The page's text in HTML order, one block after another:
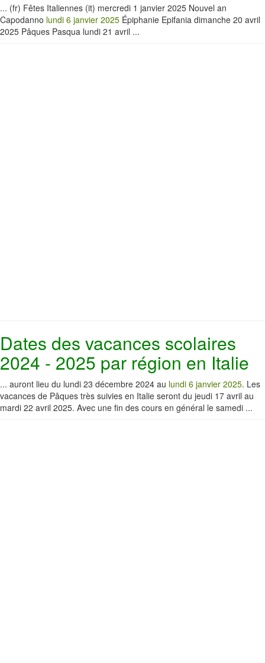
... (fr) Fêtes Italiennes (it) mercredi 1 janvier 2025 Nouvel an
Capodanno lundi 6 janvier 2025 Épiphanie Epifania dimanche 20 avril
2025 Pâques Pasqua lundi 21 avril ...
Dates des vacances scolaires
2024 - 2025 par région en Italie
... auront lieu du lundi 23 décembre 2024 au lundi 6 janvier 2025. Les
vacances de Pâques très suivies en Italie seront du jeudi 17 avril au
mardi 22 avril 2025. Avec une fin des cours en général le samedi ...